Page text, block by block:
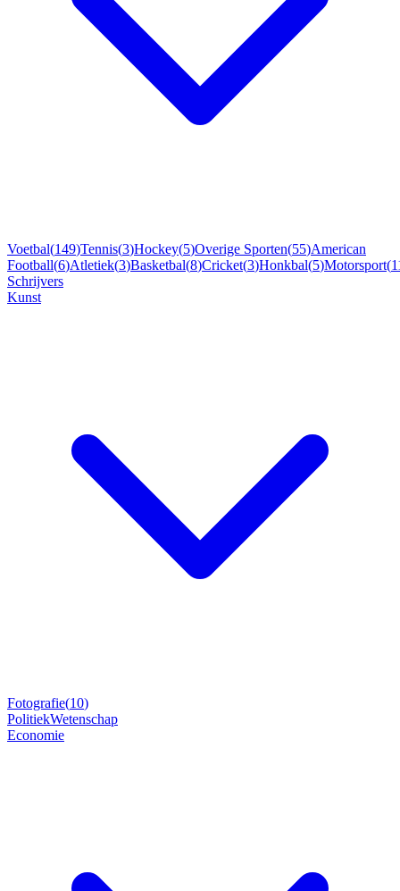
Voetbal(149)Tennis(3)Hockey(5)Overige Sporten(55)American
Football(6)Atletiek(3)Basketbal(8)Cricket(3)Honkbal(5)Motorsport(
Schrijvers
Kunst
Fotografie(10)
PolitiekWetenschap
Economie